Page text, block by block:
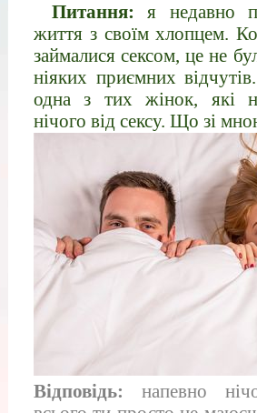
Питання: я недавно
життя з своїм хлопцем.
займалися сексом, це не
ніяких приємних
одна з тих жінок, які
нічого від сексу. Що зі
Відповідь: напевно